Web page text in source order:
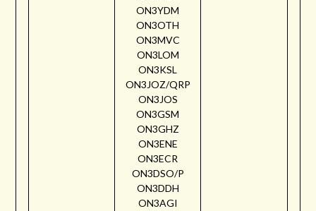
ON3YDM
ON3OTH
ON3MVC
ON3LOM
ON3KSL
ON3JOZ/QRP
ON3JOS
ON3GSM
ON3GHZ
ON3ENE
ON3ECR
ON3DSO/P
ON3DDH
ON3AGI